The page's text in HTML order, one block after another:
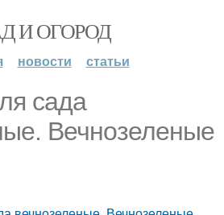
И ОГОРОД
новости статьи
сада
Вечнозеленые